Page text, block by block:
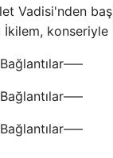
Vadisi'nden
konseriyle